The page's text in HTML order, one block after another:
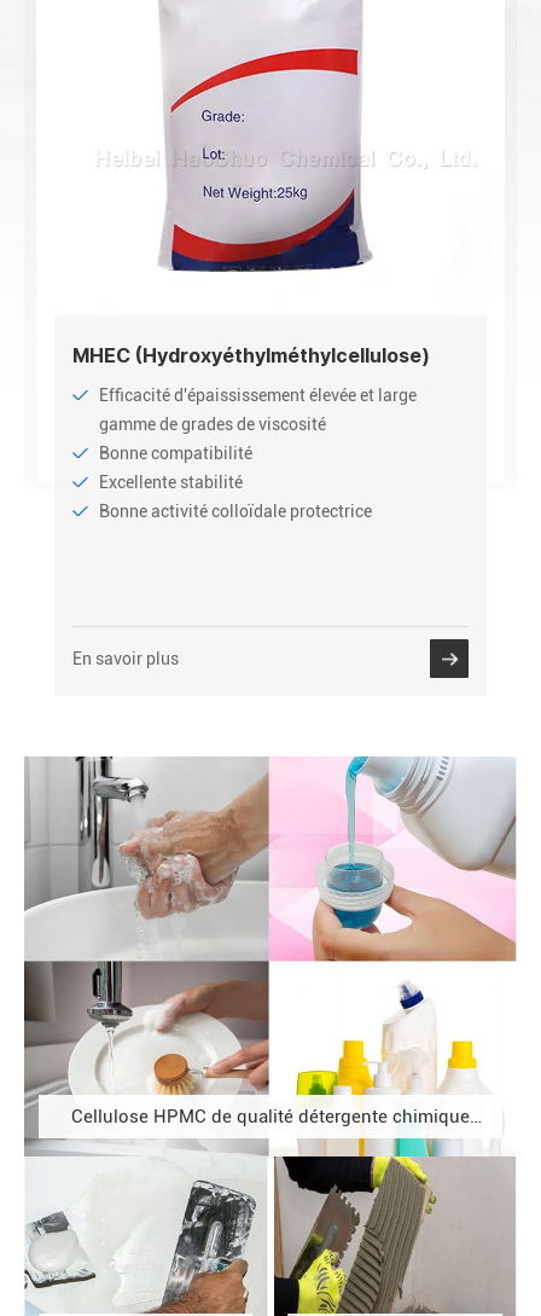
MHEC (Hydroxyéthylméthylcellulose)
Efficacité d'épaississement élevée et large
gamme de grades de viscosité
Bonne compatibilité
Excellente stabilité
Bonne activité colloïdale protectrice
En savoir plus
Cellulose HPMC de qualité détergente chimique
quotidienne